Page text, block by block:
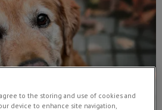
to the storing and use of cookies and
device to enhance site navigation,